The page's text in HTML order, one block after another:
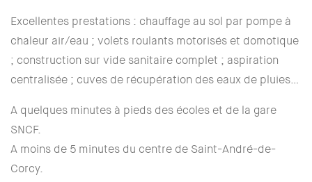
Excellentes prestations : chauffage au sol par pompe à
chaleur air/eau ; volets roulants motorisés et domotique
; construction sur vide sanitaire complet ; aspiration
centralisée ; cuves de récupération des eaux de pluies…
A quelques minutes à pieds des écoles et de la gare
SNCF.
A moins de 5 minutes du centre de Saint-André-de-
Corcy.